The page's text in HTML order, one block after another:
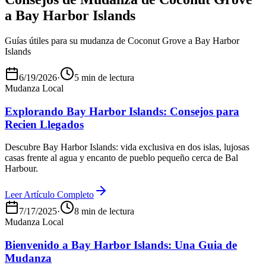
a Bay Harbor Islands
Guías útiles para su mudanza de Coconut Grove a Bay Harbor
Islands
6/19/2026·
5 min de lectura
Mudanza Local
Explorando Bay Harbor Islands: Consejos para
Recien Llegados
Descubre Bay Harbor Islands: vida exclusiva en dos islas, lujosas
casas frente al agua y encanto de pueblo pequeño cerca de Bal
Harbour.
Leer Artículo Completo
7/17/2025·
8 min de lectura
Mudanza Local
Bienvenido a Bay Harbor Islands: Una Guia de
Mudanza